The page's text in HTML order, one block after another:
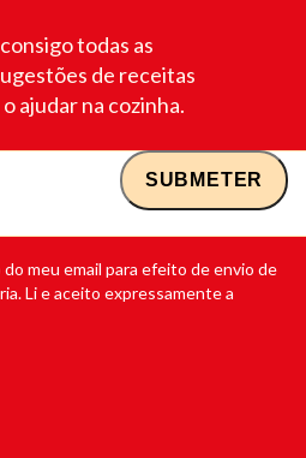
todas as
de receitas
ajudar na cozinha.
meu email para efeito de envio de
Li e aceito expressamente a